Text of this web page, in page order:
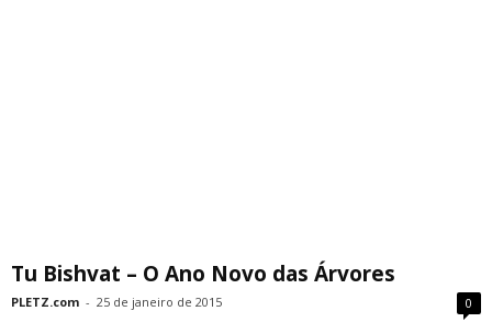
Tu Bishvat – O Ano Novo das Árvores
PLETZ.com - 25 de janeiro de 2015 0